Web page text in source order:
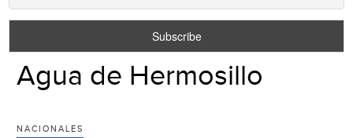
Agua de Hermosillo
NACIONALES